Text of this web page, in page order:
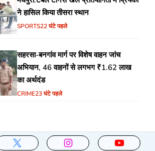
ने हासिल किया तीसरा स्थान
SPORTS22 घंटे पहले
सहरसा-बनगांव मार्ग पर विशेष वाहन जांच
अभियान, 46 वाहनों से लगभग ₹1.62 लाख
का अर्थदंड
CRIME23 घंटे पहले